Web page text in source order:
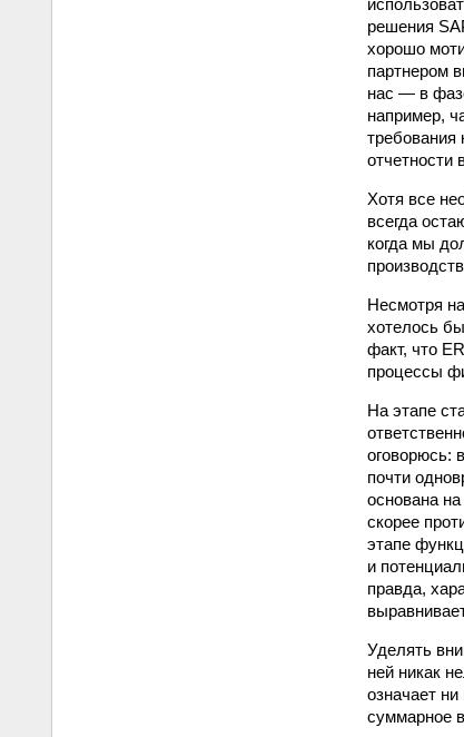
решения
хорошо
партнером
нас — в
например,
требования
отчетности
Хотя все
всегда
когда мы
Несмотря
хотелось
факт, что
процессы
На этапе
оговорюсь:
почти
основана
скорее
этапе
и
правда,
Уделять
ней никак
означает
суммарное